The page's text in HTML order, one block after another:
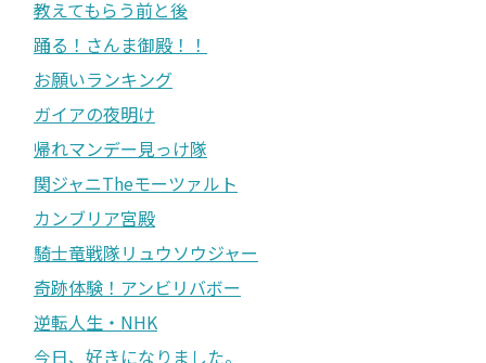
教えてもらう前と後
踊る！さんま御殿！！
お願いランキング
ガイアの夜明け
帰れマンデー見っけ隊
関ジャニTheモーツァルト
カンブリア宮殿
騎士竜戦隊リュウソウジャー
奇跡体験！アンビリバボー
逆転人生・NHK
今日、好きになりました。